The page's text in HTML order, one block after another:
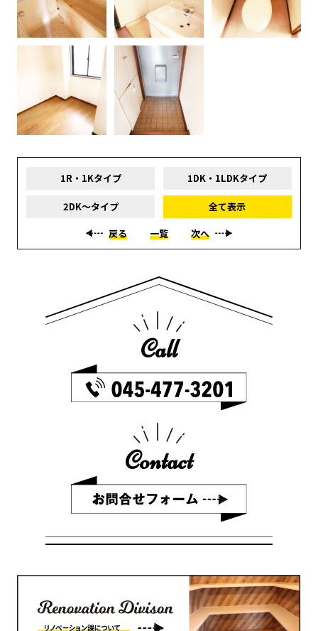
1R・1Kタイプ 1DK・1LDKタイプ
2DK～タイプ
全て表示
戻る
一覧 次へ
Call
Contact